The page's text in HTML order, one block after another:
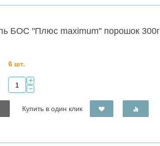
БОС "Плюс maximum" порошок 300г
6 шт.
+
−
Купить в один клик